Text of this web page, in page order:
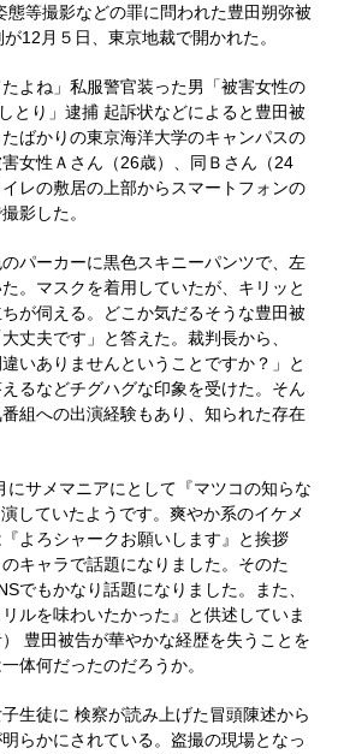
態等撮影などの罪に問われた豊田朔弥被
12月５日、東京地裁で開かれた。
たよね」私服警官装った男「被害女性の
とり」逮捕 起訴状などによると豊田被
ばかりの東京海洋大学のキャンパスの
女性Ａさん（26歳）、同Ｂさん（24
レの敷居の上部からスマートフォンの
影した。
パーカーに黒色スキニーパンツで、左
。マスクを着用していたが、キリッと
が伺える。どこか気だるそうな豊田被
丈夫です」と答えた。裁判長から、
いありませんということですか？」と
るなどチグハグな印象を受けた。そん
組への出演経験もあり、知られた存在
にサメマニアにとして『マツコの知らな
していたようです。爽やか系のイケメ
よろシャークお願いします』と挨拶
キャラで話題になりました。そのた
でもかなり話題になりました。また、
ルを味わいたかった』と供述していま
豊田被告が華やかな経歴を失うことを
体何だったのだろうか。
生徒に 検察が読み上げた冒頭陳述から
らかにされている。盗撮の現場となっ